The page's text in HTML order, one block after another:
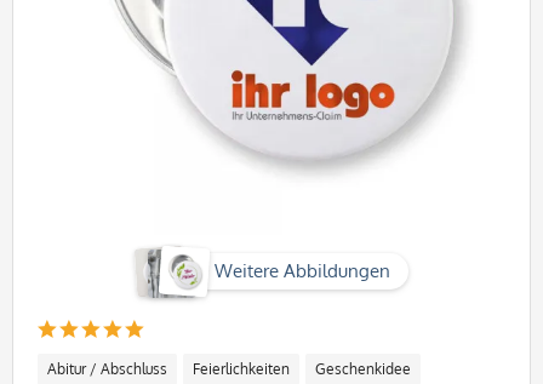
Weitere Abbildungen
Abitur / Abschluss Feierlichkeiten Geschenkidee